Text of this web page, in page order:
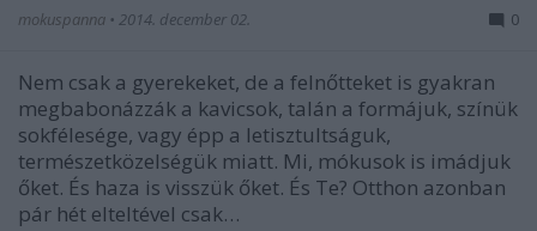
mokuspanna • 2014. december 02. 0
Nem csak a gyerekeket, de a felnőtteket is gyakran
megbabonázzák a kavicsok, talán a formájuk, színük
sokfélesége, vagy épp a letisztultságuk,
természetközelségük miatt. Mi, mókusok is imádjuk
őket. És haza is visszük őket. És Te? Otthon azonban
pár hét elteltével csak…